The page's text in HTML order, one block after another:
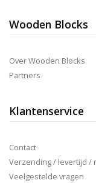
Wooden Blocks
Over Wooden Blocks
Partners
Klantenservice
Contact
Verzending / levertijd /
Veelgestelde vragen